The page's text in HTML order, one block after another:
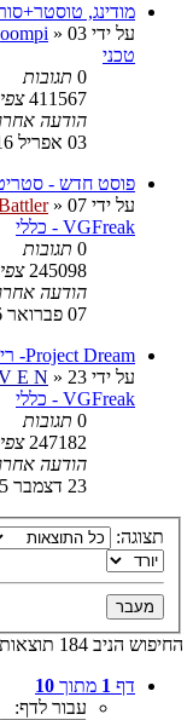
מודינג,
על ידי
oompi » 03 אפריל 2016, 09:22
טכני
0 תגובות
411567
הודעה
03 אפריל 2016, 09:22
פוסט חדש -
על ידי
» 07 פברואר 2016, 08:57
VGFreak - כללי
0 תגובות
245098
הודעה
07 פברואר 2016, 08:57
Project Dream- רייר מפרסמת סרטון על משחק שלא יצא לSNES
על ידי
E N » 23 דצמבר 2015, 10:57
VGFreak - כללי
0 תגובות
247182
הודעה
23 דצמבר 2015, 10:57
תצוגה:
החיפוש הניב 184 תוצאות
דף 1 מתוך 10
עבור לדף: